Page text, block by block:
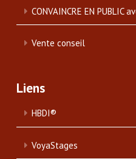
CONVAINCRE EN PUBLIC
Vente conseil
Liens
HBDI®
VoyaStages